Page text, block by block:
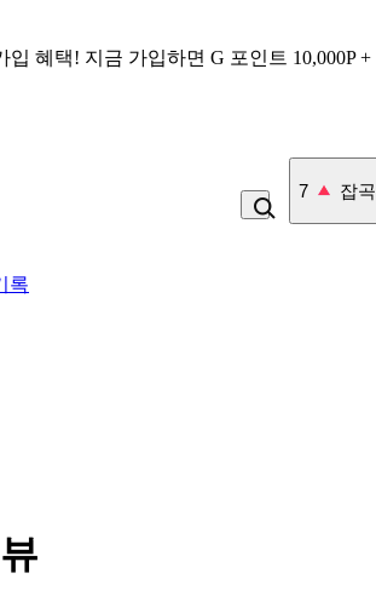
입 혜택! 지금 가입하면 G 포인트 10,000P
7 잡
록